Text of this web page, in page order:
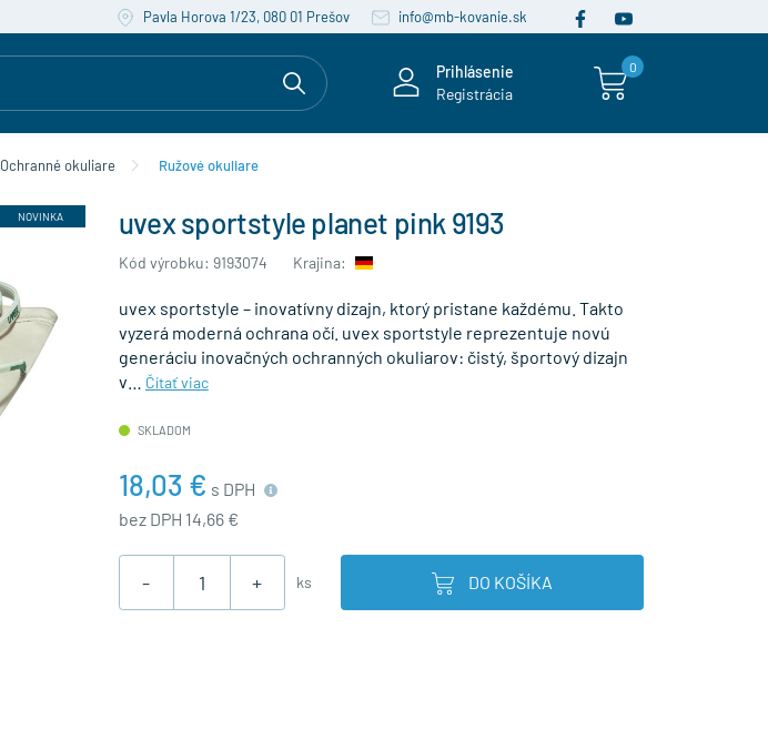
Pavla Horova 1/23, 080 01 Prešov info@mb-kovanie.sk
Prihlásenie
Registrácia
0
Ochranné okuliare Ružové okuliare
uvex sportstyle planet pink 9193
Kód výrobku: 9193074 Krajina:
uvex sportstyle – inovatívny dizajn, ktorý pristane každému. Takto
vyzerá moderná ochrana očí. uvex sportstyle reprezentuje novú
generáciu inovačných ochranných okuliarov: čistý, športový dizajn
v…
Čítať viac
SKLADOM
18,03 € s DPH
bez DPH 14,66 €
- + ks DO KOŠÍKA
NOVINKA